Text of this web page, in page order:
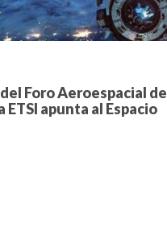
Foro Aeroespacial de
ETSI apunta al Espacio